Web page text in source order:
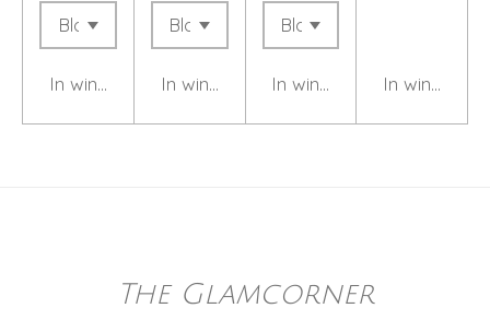
In winkelwagenIn winkelwagenIn winkelwagen
In
The Glamcorner